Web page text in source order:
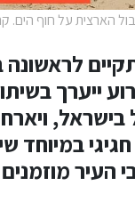
הארצית על חוף הים.
הקרוב, (15.7),
ייערך
במיוחד
העיר